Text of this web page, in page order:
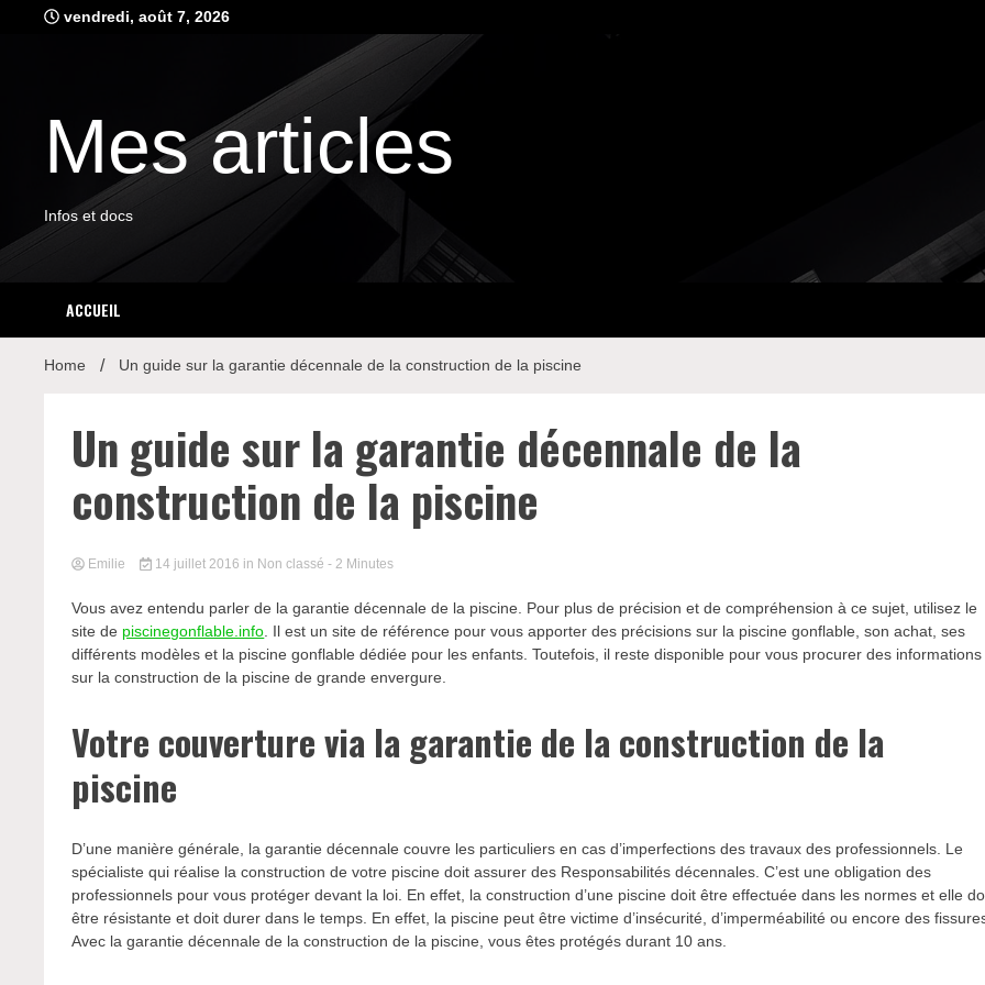
vendredi, août 7, 2026
Mes articles
Infos et docs
ACCUEIL
Home Un guide sur la garantie décennale de la construction de la piscine
Un guide sur la garantie décennale de la
construction de la piscine
Emilie 14 juillet 2016 in Non classé - 2 Minutes
Vous avez entendu parler de la garantie décennale de la piscine. Pour plus de précision et de compréhension à ce sujet, utilisez le
site de piscinegonflable.info . Il est un site de référence pour vous apporter des précisions sur la piscine gonflable, son achat, ses
différents modèles et la piscine gonflable dédiée pour les enfants. Toutefois, il reste disponible pour vous procurer des informations
sur la construction de la piscine de grande envergure.
Votre couverture via la garantie de la construction de la
piscine
D’une manière générale, la garantie décennale couvre les particuliers en cas d’imperfections des travaux des professionnels. Le
spécialiste qui réalise la construction de votre piscine doit assurer des Responsabilités décennales. C’est une obligation des
professionnels pour vous protéger devant la loi. En effet, la construction d’une piscine doit être effectuée dans les normes et elle
être résistante et doit durer dans le temps. En effet, la piscine peut être victime d’insécurité, d’imperméabilité ou encore des
Avec la garantie décennale de la construction de la piscine, vous êtes protégés durant 10 ans.